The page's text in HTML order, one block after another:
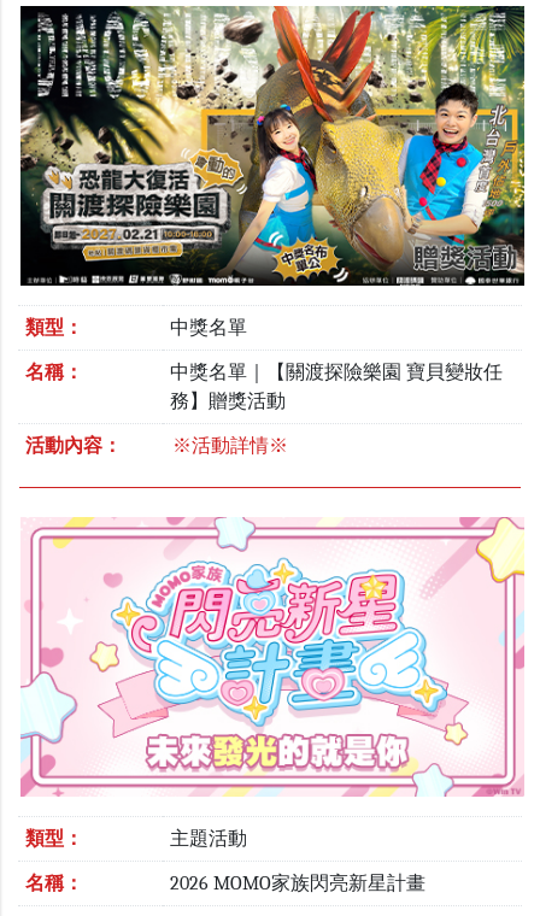
類型： 中獎名單
名稱：
中獎名單｜【關渡探險樂園 寶貝變妝任
務】贈獎活動
活動內容： ※活動詳情※
類型： 主題活動
名稱： 2026 MOMO家族閃亮新星計畫